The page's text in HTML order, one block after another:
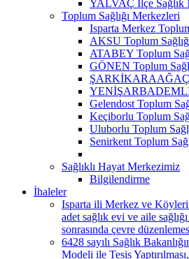
YALVAÇ İlçe Sağlık
Toplum Sağlığı Merkezleri
Isparta Merkez
AKSU Toplum
ATABEY Toplum
GÖNEN Toplum
ŞARKİKARAAĞAÇ
YENİŞARBADEMLİ
Gelendost Toplum
Keçiborlu Toplum
Uluborlu Toplum
Senirkent Toplum
Sağlıklı Hayat Merkezimiz
Bilgilendirme
İhaleler
Isparta ili Merkez ve
adet sağlık evi ve aile
sonrasında çevre
6428 sayılı Sağlık
Modeli ile Tesis